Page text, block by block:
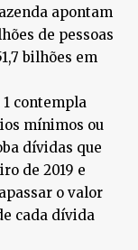
apontam
de pessoas
bilhões em
1 contempla
mínimos ou
dívidas que
de 2019 e
o valor
cada dívida